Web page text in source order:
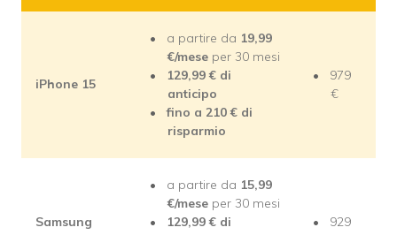
iPhone 15
a partire da 19,99
€/mese per 30 mesi
129,99 € di
anticipo
fino a 210 € di
risparmio
979
€
Samsung
a partire da 15,99
€/mese per 30 mesi
129,99 € di
929